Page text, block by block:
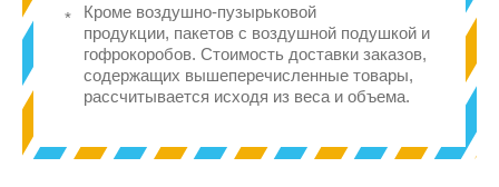
Кроме воздушно-пузырьковой
продукции, пакетов с воздушной подушкой и
гофрокоробов. Стоимость доставки заказов,
содержащих вышеперечисленные товары,
рассчитывается исходя из веса и объема.